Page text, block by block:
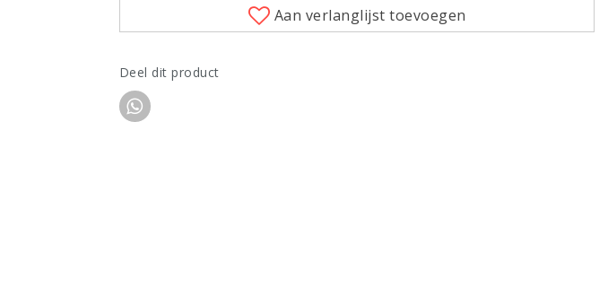
Aan verlanglijst toevoegen
Deel dit product